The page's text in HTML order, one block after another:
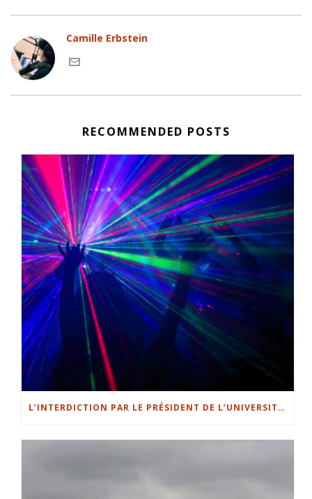
Camille Erbstein
RECOMMENDED POSTS
L’INTERDICTION PAR LE PRÉSIDENT DE L’UNIVERSITÉ DE LORRAINE PIERRE MUTZENHARDT DES ÉVÉNEMENTS FESTIFS SUR LES LIEUX UNIVERSITAIRES